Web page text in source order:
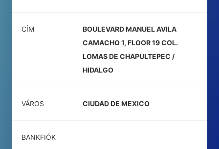
CÍM
BOULEVARD MANUEL AVILA
CAMACHO 1, FLOOR 19 COL.
LOMAS DE CHAPULTEPEC /
HIDALGO
VÁROS CIUDAD DE MEXICO
BANKFIÓK